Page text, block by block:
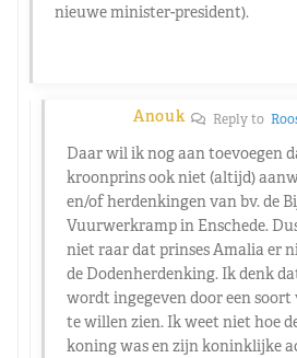
nieuwe minister-president).
Anouk Reply to
Daar wil ik nog aan toevoegen
kroonprins ook niet (altijd)
en/of herdenkingen van bv. de
Vuurwerkramp in Enschede.
niet raar dat prinses Amalia er
de Dodenherdenking. Ik denk
wordt ingegeven door een
te willen zien. Ik weet niet hoe
koning was en zijn koninklijke